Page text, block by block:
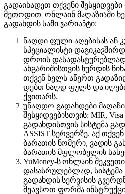
გადაიხადეთ თქვენი
მეთოდით. ​​ონლაინ მაღაზიაში
გადახდის სამი ვარიანტი:
ნაღდი ფული აღებისას ან
სპეციალისტი
დროის დასადასტურებლად
ანგარიშისთვის ხურდის
თქვენ ხელს აწერთ
დებთ ნაღდ ფულს და
ქვითარს.
უნაღდო გადახდები
შესყიდვებისთვის: MIR, Visa
გადახდისთვის სისტემა
ASSIST სერვერზე. აქ
ბარათის ნომერი, ვადის
ბარათის მფლობელის
YuMoney-ს ონლაინ
დასასრულებლად, სისტემა
გადახდის სერვისის
შეავსოთ ფორმა